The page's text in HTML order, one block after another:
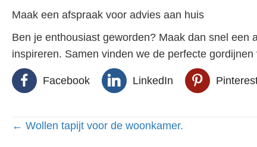
Maak een afspraak voor advies aan huis
Ben je enthousiast geworden? Maak dan snel
inspireren. Samen vinden we de perfecte
Facebook LinkedIn
Posts
← Wollen tapijt voor de woonkamer.